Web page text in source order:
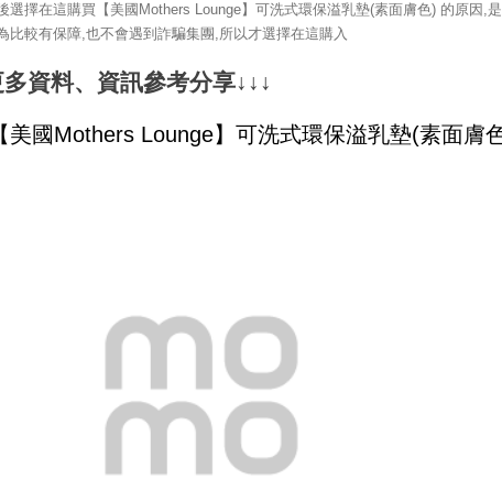
選擇在這購買【美國Mothers Lounge】可洗式環保溢乳墊(素面膚色) 的原因,是
比較有保障,也不會遇到詐騙集團,所以才選擇在這購入
資料、資訊參考分享↓↓↓